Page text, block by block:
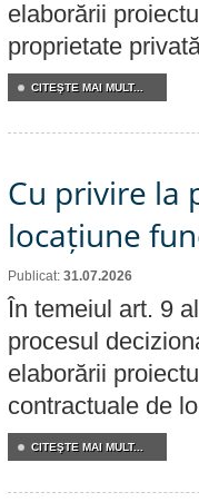
elaborării
proprietate
CITEŞTE MAI MULT...
Cu privire la
locațiune
Publicat: 31.07.2026
În temeiul art. 9
procesul
elaborării
contractuale de
CITEŞTE MAI MULT...